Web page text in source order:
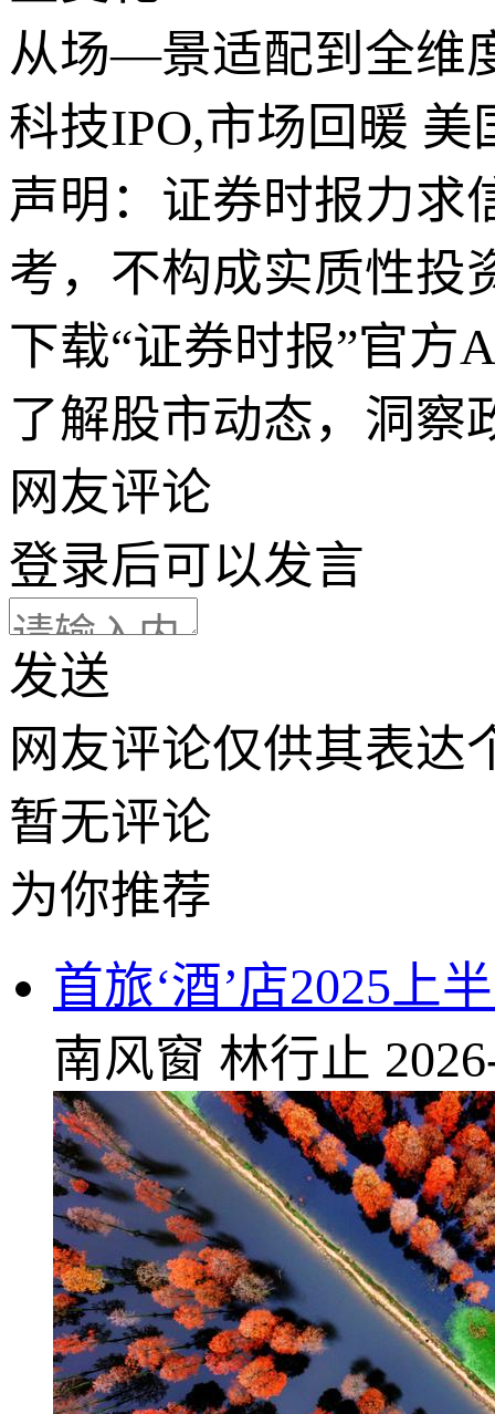
从场—景适配到全维
科技IPO,市场回暖
声明：证券时报力求
考，不构成实质性投
下载“证券时报”官方
了解股市动态，洞察
网友评论
登录后可以发言
发送
网友评论仅供其表达
暂无评论
为你推荐
首旅‘酒’店2025上
南风窗 林行止